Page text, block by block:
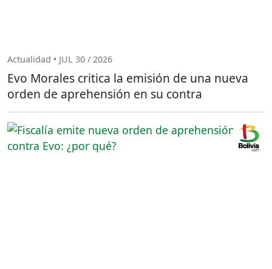
Actualidad • JUL 30 / 2026
Evo Morales critica la emisión de una nueva
orden de aprehensión en su contra